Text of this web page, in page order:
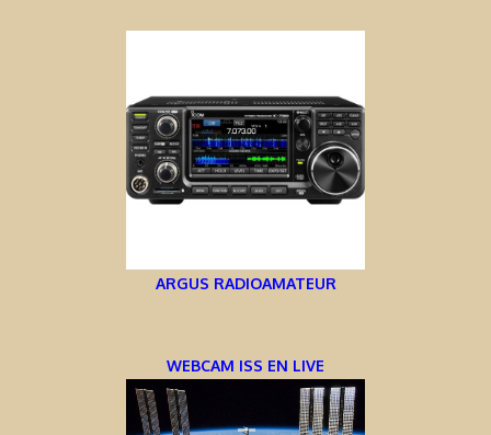
ARGUS RADIOAMATEUR
WEBCAM ISS EN LIVE